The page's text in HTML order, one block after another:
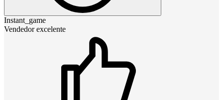
Instant_game
Vendedor excelente